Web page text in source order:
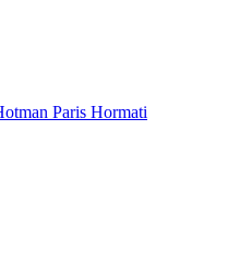
Paris Hormati